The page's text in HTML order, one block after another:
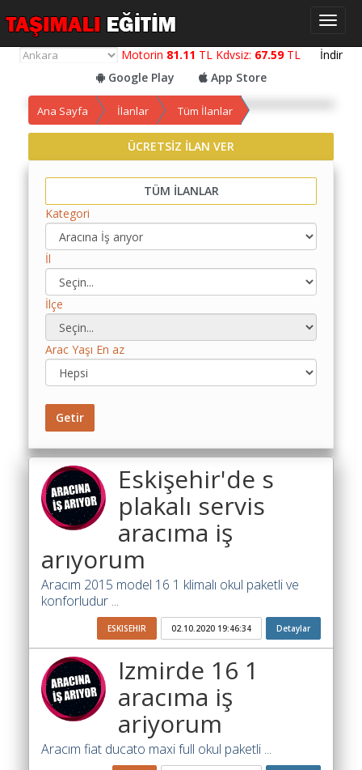
Motorin 81.11 TL Kdvsiz: 67.59TL İndir
Google Play
App Store
Yol
Maliyet
Hesaplama
Maliyet
Hesaplama
Kredili
Maliyet
Hesaplama
Toplu
Maliyet
Hesaplama
Şartname
Karşılaştırma
Robotu
Maliyet
Programı
Hesaplama
Akaryakıt
Fiyatları
Ana Sayfa İlanlar Tüm İlanlar
ÜCRETSİZ İLAN VER
TÜM İLANLAR
Kategori
İl
İlçe
Arac Yaşı En az
Getir
Eskişehir'de s
plakalı servis
aracıma iş
arıyorum
Aracım 2015 model 16 1 klimalı okul paketli ve
konforludur ...
ESKISEHIR 02.10.2020 19:46:34 Detaylar
Izmirde 16 1
aracıma iş
ariyorum
Aracım fiat ducato maxi full okul paketli ...